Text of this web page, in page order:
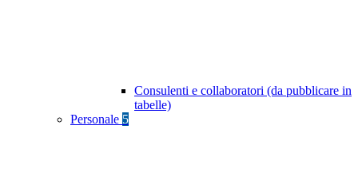
Consulenti e collaboratori (da pubblicare in
tabelle)
Personale 5